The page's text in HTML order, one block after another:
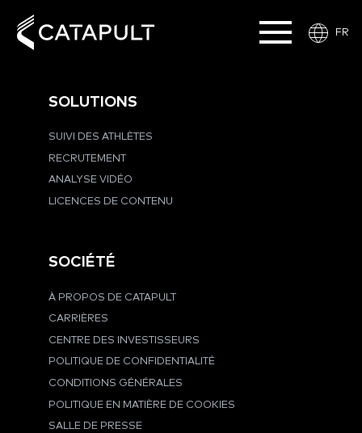
FR
SOLUTIONS
SUIVI DES ATHLÈTES
RECRUTEMENT
ANALYSE VIDÉO
LICENCES DE CONTENU
SOCIÉTÉ
À PROPOS DE CATAPULT
CARRIÈRES
CENTRE DES INVESTISSEURS
POLITIQUE DE CONFIDENTIALITÉ
CONDITIONS GÉNÉRALES
POLITIQUE EN MATIÈRE DE COOKIES
SALLE DE PRESSE